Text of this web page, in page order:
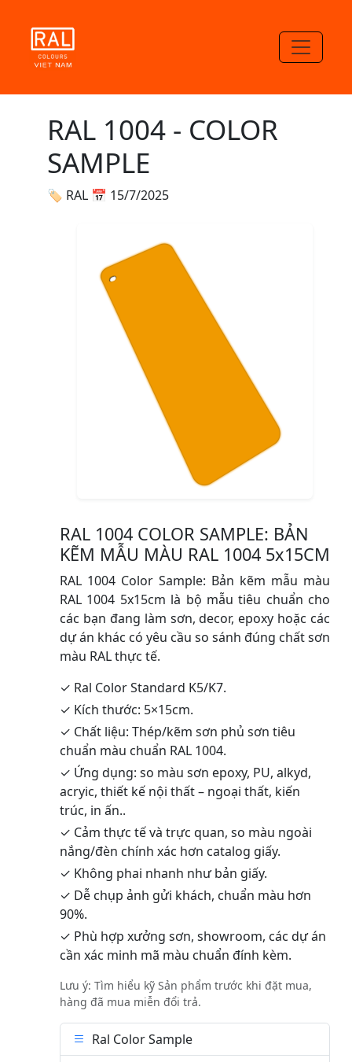
RAL 1004 - COLOR
SAMPLE
🏷 RAL 📅 15/7/2025
RAL 1004 COLOR SAMPLE: BẢN
KẼM MẪU MÀU RAL 1004 5x15CM
RAL 1004 Color Sample: Bản kẽm mẫu màu
RAL 1004 5x15cm là bộ mẫu tiêu chuẩn cho
các bạn đang làm sơn, decor, epoxy hoặc các
dự án khác có yêu cầu so sánh đúng chất sơn
màu RAL thực tế.
✓ Ral Color Standard K5/K7.
✓ Kích thước: 5×15cm.
✓ Chất liệu: Thép/kẽm sơn phủ sơn tiêu
chuẩn màu chuẩn RAL 1004.
✓ Ứng dụng: so màu sơn epoxy, PU, alkyd,
acryic, thiết kế nội thất – ngoại thất, kiến
trúc, in ấn..
✓ Cảm thực tế và trực quan, so màu ngoài
nắng/đèn chính xác hơn catalog giấy.
✓ Không phai nhanh như bản giấy.
✓ Dễ chụp ảnh gửi khách, chuẩn màu hơn
90%.
✓ Phù hợp xưởng sơn, showroom, các dự án
cần xác minh mã màu chuẩn đính kèm.
Lưu ý: Tìm hiểu kỹ Sản phẩm trước khi đặt mua,
hàng đã mua miễn đổi trả.
Ral Color Sample